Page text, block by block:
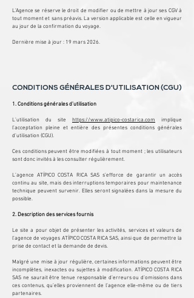
L’Agence se réserve le droit de modifier ou de mettre à jour ses CGV à
tout moment et sans préavis. La version applicable est celle en vigueur
au jour de la confirmation du voyage.
Dernière mise à jour : 19 mars 2026.
CONDITIONS GÉNÉRALES D'UTILISATION (CGU)
1. Conditions générales d’utilisation
L’utilisation du site https://www.atipico-costarica.com implique
l’acceptation pleine et entière des présentes conditions générales
d’utilisation (CGU).
Ces conditions peuvent être modifiées à tout moment ; les utilisateurs
sont donc invités à les consulter régulièrement.
L’agence ATÍPICO COSTA RICA SAS s’efforce de garantir un accès
continu au site, mais des interruptions temporaires pour maintenance
technique peuvent survenir. Elles seront signalées dans la mesure du
possible.
2. Description des services fournis
Le site a pour objet de présenter les activités, services et valeurs de
l’agence de voyages ATÍPICO COSTA RICA SAS, ainsi que de permettre la
prise de contact et la demande de devis.
Malgré une mise à jour régulière, certaines informations peuvent être
incomplètes, inexactes ou sujettes à modification. ATÍPICO COSTA RICA
SAS ne saurait être tenue responsable d’erreurs ou d’omissions dans
ces contenus, qu’elles proviennent de l’agence elle-même ou de tiers
partenaires.